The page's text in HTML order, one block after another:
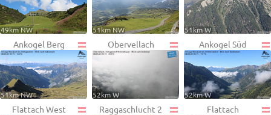
49km NW 51km NW 51km W
Ankogel Berg
51km NW
Obervellach
52km W
Ankogel Süd
52km W
Flattach West Raggaschlucht 2 Flattach